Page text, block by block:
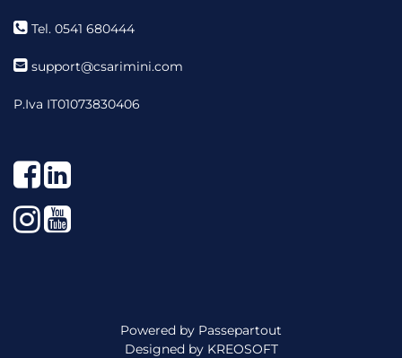
Tel. 0541 680444
support@csarimini.com
P.Iva IT01073830406
Facebook
LinkedIn
Instagram
YouTube
Powered by Passepartout
Designed by KREOSOFT